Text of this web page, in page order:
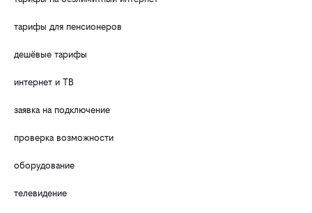
тарифы для пенсионеров
дешёвые тарифы
интернет и ТВ
заявка на подключение
проверка возможности
оборудование
телевидение